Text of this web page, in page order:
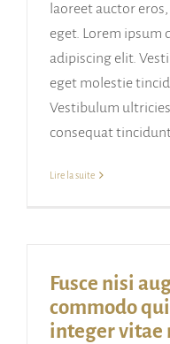
laoreet auctor
eget. Lorem ipsum
adipiscing elit.
eget molestie
Vestibulum
consequat
Lire la suite
Fusce nisi
commodo
integer vitae